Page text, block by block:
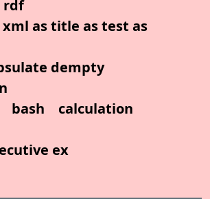
rdf
as title as test as
dempty
bash calculation
ex